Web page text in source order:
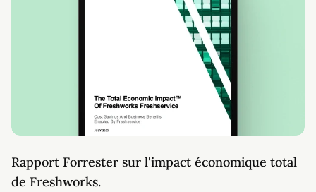
Rapport Forrester sur l'impact économique total
de Freshworks.